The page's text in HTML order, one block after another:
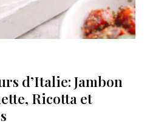
d’Italie: Jambon
Ricotta et